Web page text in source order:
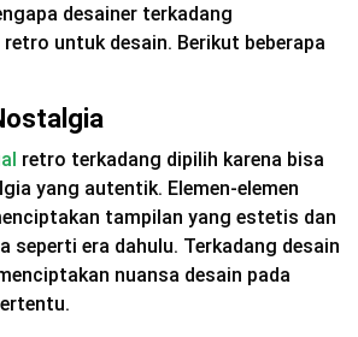
desainer terkadang
untuk desain. Berikut beberapa
retro terkadang dipilih karena bisa
yang autentik. Elemen-elemen
tampilan yang estetis dan
seperti era dahulu. Terkadang desain
nuansa desain pada